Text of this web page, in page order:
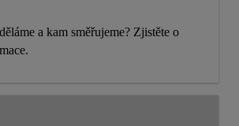
a kam směřujeme? Zjistěte o